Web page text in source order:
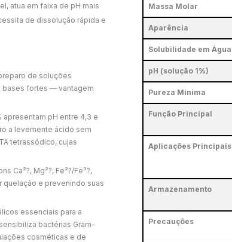
atua em faixa de pH mais
de dissolução rápida e
de soluções
bases fortes — vantagem
apresentam pH entre 4,3 e
a levemente ácido sem
tetrassódico, cujas
Ca²?, Mg²?, Fe²?/Fe³?,
quelação e prevenindo suas
essenciais para a
bactérias Gram-
cosméticas e de
Massa Molar
Aparência
Solubilidade em Água
pH (solução 1%)
Pureza Mínima
Função Principal
Aplicações Principais
Armazenamento
Precauções